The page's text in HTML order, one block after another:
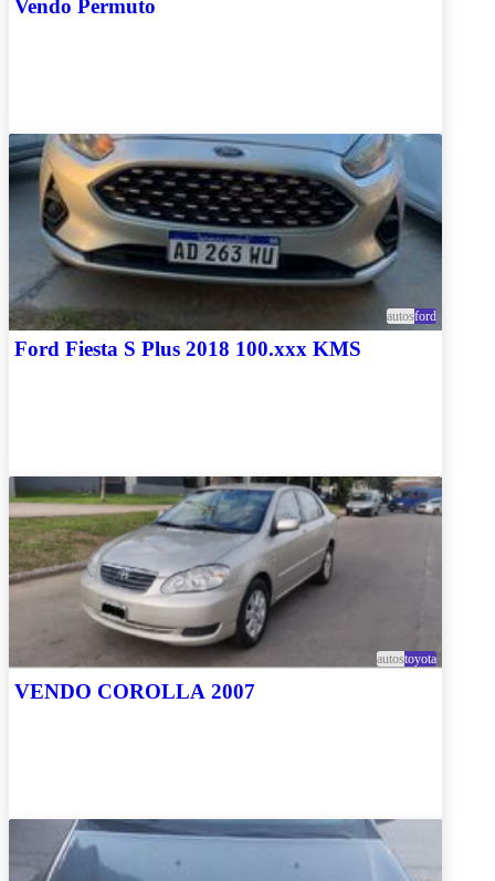
Vendo Permuto
autosford
Ford Fiesta S Plus 2018 100.xxx KMS
autostoyota
VENDO COROLLA 2007